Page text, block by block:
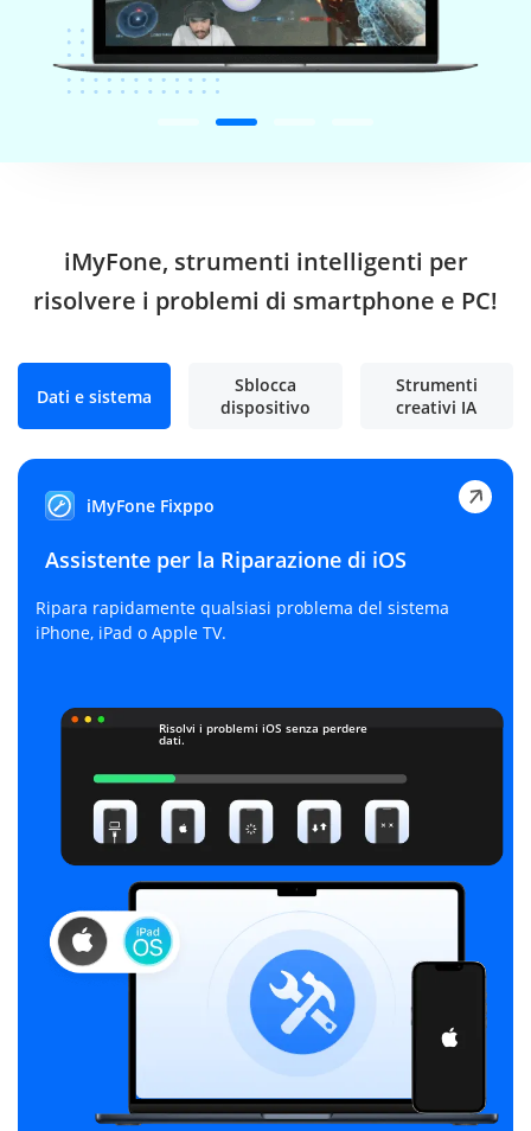
iMyFone, strumenti intelligenti per
risolvere i problemi di smartphone e PC!
Dati e sistema
Sblocca
dispositivo
Strumenti
creativi IA
iMyFone Fixppo
Assistente per la Riparazione di iOS
Ripara rapidamente qualsiasi problema del sistema
iPhone, iPad o Apple TV.
Risolvi i problemi iOS senza perdere
dati.